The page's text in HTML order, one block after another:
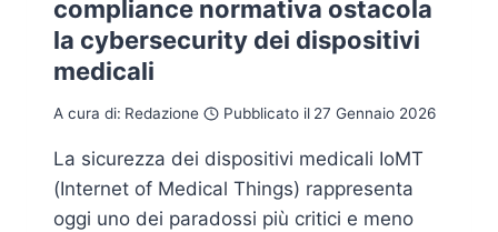
compliance normativa ostacola
la cybersecurity dei dispositivi
medicali
A cura di: Redazione Pubblicato il 27 Gennaio 2026
La sicurezza dei dispositivi medicali IoMT
(Internet of Medical Things) rappresenta
oggi uno dei paradossi più critici e meno